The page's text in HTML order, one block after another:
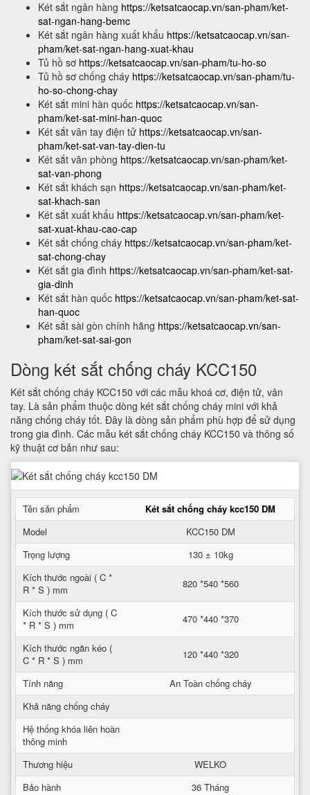
Két sắt ngân hàng https://ketsatcaocap.vn/san-pham/ket-
sat-ngan-hang-bemc
Két sắt ngân hàng xuất khẩu https://ketsatcaocap.vn/san-
pham/ket-sat-ngan-hang-xuat-khau
Tủ hồ sơ https://ketsatcaocap.vn/san-pham/tu-ho-so
Tủ hồ sơ chống cháy https://ketsatcaocap.vn/san-pham/tu-
ho-so-chong-chay
Két sắt mini hàn quốc https://ketsatcaocap.vn/san-
pham/ket-sat-mini-han-quoc
Két sắt vân tay điện tử https://ketsatcaocap.vn/san-
pham/ket-sat-van-tay-dien-tu
Két sắt văn phòng https://ketsatcaocap.vn/san-pham/ket-
sat-van-phong
Két sắt khách sạn https://ketsatcaocap.vn/san-pham/ket-
sat-khach-san
Két sắt xuất khẩu https://ketsatcaocap.vn/san-pham/ket-
sat-xuat-khau-cao-cap
Két sắt chống cháy https://ketsatcaocap.vn/san-pham/ket-
sat-chong-chay
Két sắt gia đình https://ketsatcaocap.vn/san-pham/ket-sat-
gia-dinh
Két sắt hàn quốc https://ketsatcaocap.vn/san-pham/ket-sat-
han-quoc
Két sắt sài gòn chính hãng https://ketsatcaocap.vn/san-
pham/ket-sat-sai-gon
Dòng két sắt chống cháy KCC150
Két sắt chống cháy KCC150 với các mẫu khoá cơ, điện tử, vân
tay. Là sản phẩm thuộc dòng két sắt chống cháy mini với khả
năng chống cháy tốt. Đây là dòng sản phẩm phù hợp để sử dụng
trong gia đình. Các mẫu két sắt chống cháy KCC150 và thông số
kỹ thuật cơ bản như sau:
Tên sản phẩm
Két sắt chống cháy kcc150 DM
Model
KCC150 DM
Trọng lượng
130 ± 10kg
Kích thước ngoài ( C *
R * S ) mm
820 *540 *560
Kích thước sử dụng ( C
* R * S ) mm
470 *440 *370
Kích thước ngăn kéo (
C * R * S ) mm
120 *440 *320
Tính năng
An Toàn chống cháy
Khả năng chống cháy
Hệ thống khóa liên hoàn
thông minh
Thương hiệu
WELKO
Bảo hành
36 Tháng